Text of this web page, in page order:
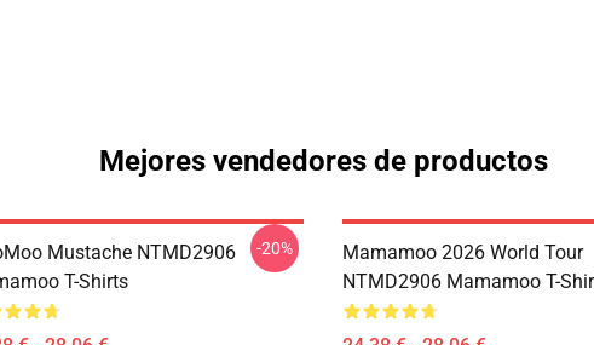
Mejores vendedores de productos
Mustache NTMD2906
T-Shirts
-20%
Mamamoo 2026 World Tour
NTMD2906 Mamamoo T-